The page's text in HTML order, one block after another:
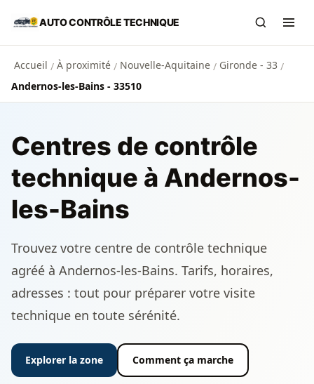
Aller au contenu principal
AUTO CONTRÔLE TECHNIQUE
Accueil / À proximité / Nouvelle-Aquitaine / Gironde - 33 /
Andernos-les-Bains - 33510
Centres de contrôle
technique à Andernos-
les-Bains
Trouvez votre centre de contrôle technique
agréé à Andernos-les-Bains. Tarifs, horaires,
adresses : tout pour préparer votre visite
technique en toute sérénité.
Explorer la zone Comment ça marche